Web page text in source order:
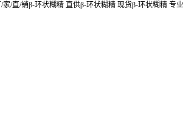
/直/销β-环状糊精 直供β-环状糊精 现货β-环状糊精 专